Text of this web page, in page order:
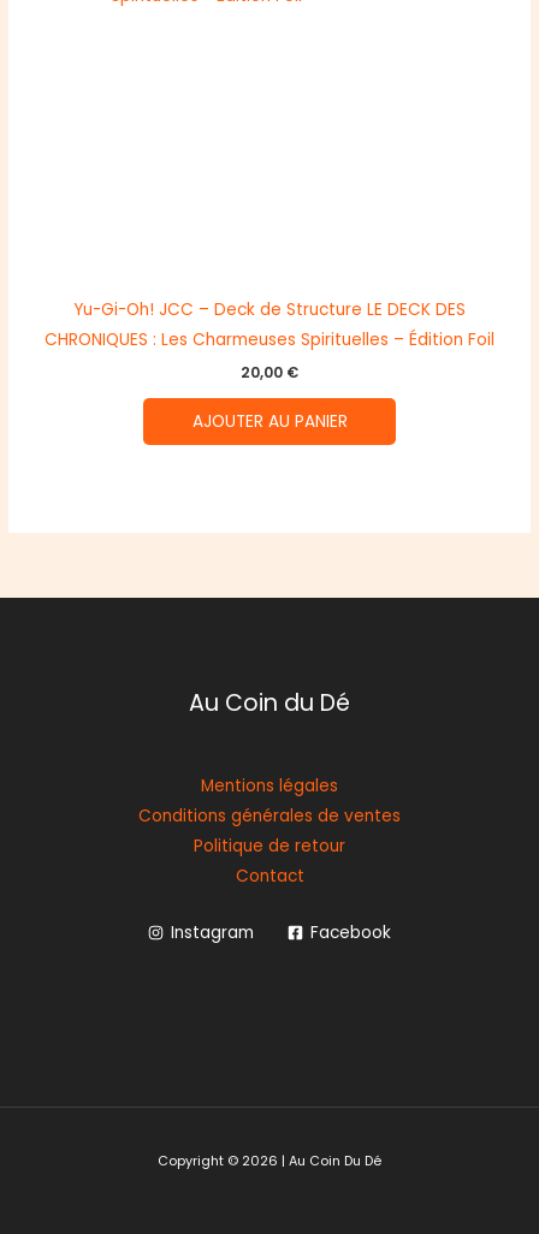
Yu-Gi-Oh! JCC – Deck de Structure LE DECK DES
CHRONIQUES : Les Charmeuses Spirituelles – Édition Foil
20,00 €
AJOUTER AU PANIER
Au Coin du Dé
Mentions légales
Conditions générales de ventes
Politique de retour
Contact
Instagram Facebook
Copyright © 2026 | Au Coin Du Dé